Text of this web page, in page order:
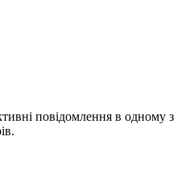
повідомлення в одному з